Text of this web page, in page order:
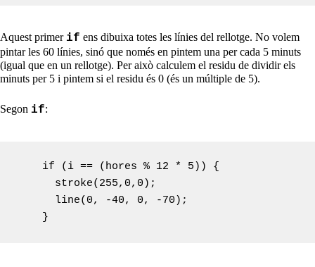
Aquest primer if ens dibuixa totes les línies del rellotge. No volem
pintar les 60 línies, sinó que només en pintem una per cada 5 minuts
(igual que en un rellotge). Per això calculem el residu de dividir els
minuts per 5 i pintem si el residu és 0 (és un múltiple de 5).
Segon if:
    if (i == (hores % 12 * 5)) {
      stroke(255,0,0);
      line(0, -40, 0, -70);